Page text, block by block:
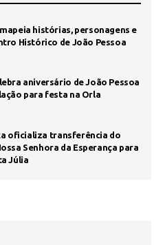
histórias, personagens e
Histórico de João Pessoa
aniversário de João Pessoa
para festa na Orla
oficializa transferência do
Senhora da Esperança para
Júlia